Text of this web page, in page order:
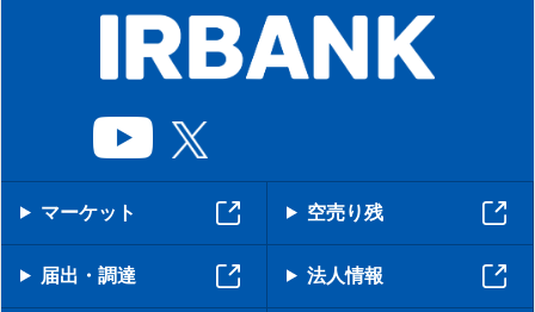
マーケット 空売り残
届出・調達 法人情報